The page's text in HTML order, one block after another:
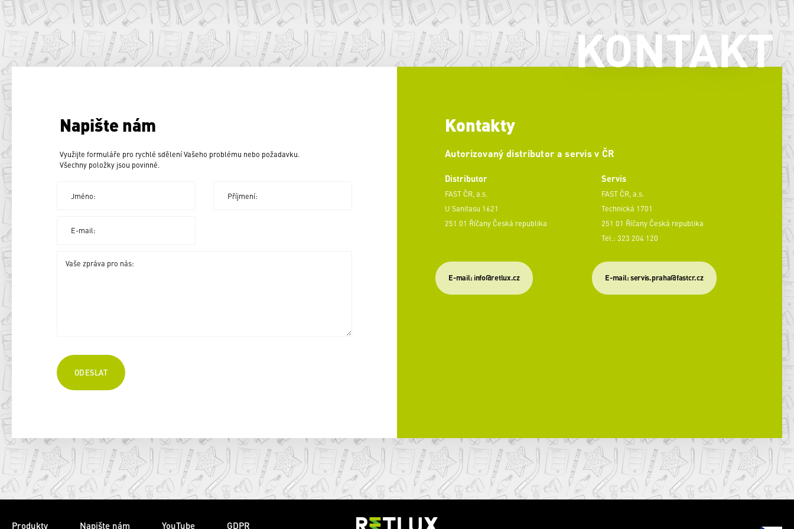
KONTAKT
Napište nám
Využijte formuláře pro rychlé sdělení Vašeho problému nebo požadavku.
Všechny položky jsou povinné.
Kontakty
Autorizovaný distributor a servis v ČR
Distributor
FAST ČR, a.s.
U Sanitasu 1621
251 01 Říčany Česká republika
E-mail: info@retlux.cz
Servis
FAST ČR, a.s.
Technická 1701
251 01 Říčany Česká republika
Tel.: 323 204 120
​E-mail: servis.praha@fastcr.cz
Produkty Napište nám YouTube GDPR